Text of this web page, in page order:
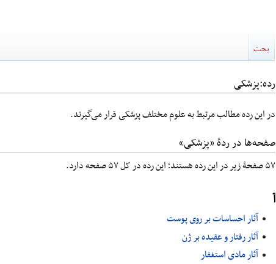
رده:پزشکی
پرش
ناوبری
پرش
جستجو
در این رده مطالب مرتبط به علوم مختلف پزشکی قرار می‌گیرند.
صفحه‌ها در ردهٔ «پزشکی»
۵۷ صفحۀ زیر در این رده هستند؛ این رده در کل ۵۷ صفحه دارد.
آ
آثار احساسات بر روی پوست
آثار رفتار و عقیده بر ژن
آثار مادی استغفار
بحث